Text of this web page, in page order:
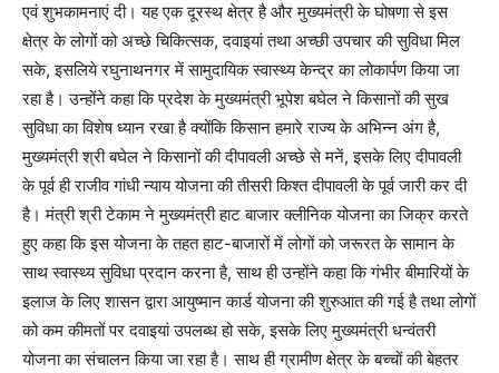
एवं शुभकामनाएं दी। यह एक दूरस्थ क्षेत्र है और मुख्यमंत्री के घोषणा से इस
क्षेत्र के लोगों को अच्छे चिकित्सक, दवाइयां तथा अच्छी उपचार की सुविधा मिल
सके, इसलिये रघुनाथनगर में सामुदायिक स्वास्थ्य केन्द्र का लोकार्पण किया जा
रहा है। उन्होंने कहा कि प्रदेश के मुख्यमंत्री भूपेश बघेल ने किसानों की सुख
सुविधा का विशेष ध्यान रखा है क्योंकि किसान हमारे राज्य के अभिन्न अंग है,
मुख्यमंत्री श्री बघेल ने किसानों की दीपावली अच्छे से मनें, इसके लिए दीपावली
के पूर्व ही राजीव गांधी न्याय योजना की तीसरी किश्त दीपावली के पूर्व जारी कर दी
है। मंत्री श्री टेकाम ने मुख्यमंत्री हाट बाजार क्लीनिक योजना का जिक्र करते
हुए कहा कि इस योजना के तहत हाट-बाजारों में लोगों को जरूरत के सामान के
साथ स्वास्थ्य सुविधा प्रदान करना है, साथ ही उन्होंने कहा कि गंभीर बीमारियों के
इलाज के लिए शासन द्वारा आयुष्मान कार्ड योजना की शुरुआत की गई है तथा लोगों
को कम कीमतों पर दवाइयां उपलब्ध हो सके, इसके लिए मुख्यमंत्री धन्वंतरी
योजना का संचालन किया जा रहा है। साथ ही ग्रामीण क्षेत्र के बच्चों की बेहतर